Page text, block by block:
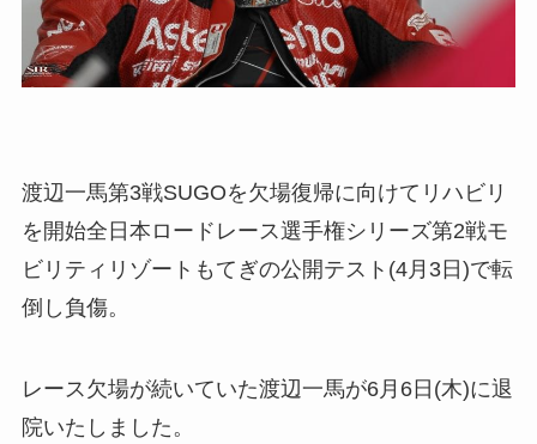
渡辺一馬第3戦SUGOを欠場復帰に向けてリハビリ
を開始全日本ロードレース選手権シリーズ第2戦モ
ビリティリゾートもてぎの公開テスト(4月3日)で転
倒し負傷。
レース欠場が続いていた渡辺一馬が6月6日(木)に退
院いたしました。